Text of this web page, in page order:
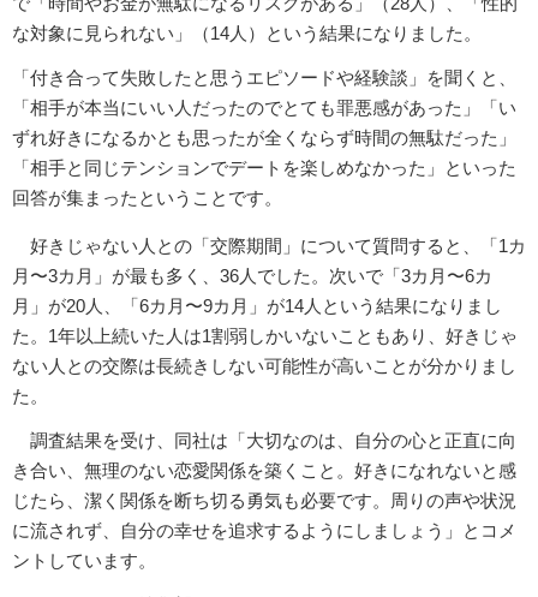
な対象に見られない」（14人）という結果になりました。
「付き合って失敗したと思うエピソードや経験談」を聞くと、
「相手が本当にいい人だったのでとても罪悪感があった」「い
ずれ好きになるかとも思ったが全くならず時間の無駄だった」
「相手と同じテンションでデートを楽しめなかった」といった
回答が集まったということです。
好きじゃない人との「交際期間」について質問すると、「1カ
月〜3カ月」が最も多く、36人でした。次いで「3カ月〜6カ
月」が20人、「6カ月〜9カ月」が14人という結果になりまし
た。1年以上続いた人は1割弱しかいないこともあり、好きじゃ
ない人との交際は長続きしない可能性が高いことが分かりまし
た。
調査結果を受け、同社は「大切なのは、自分の心と正直に向
き合い、無理のない恋愛関係を築くこと。好きになれないと感
じたら、潔く関係を断ち切る勇気も必要です。周りの声や状況
に流されず、自分の幸せを追求するようにしましょう」とコメ
ントしています。